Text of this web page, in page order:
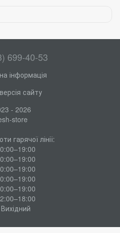
699-40-53
інформація
сайту
- 2026
store
гарячої лінії: